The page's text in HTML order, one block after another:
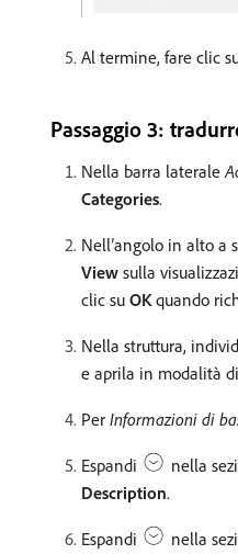
Al termine, fare clic
Passaggio 3:
Nella barra laterale
Categories.
Nell’angolo in alto a
View sulla
clic su OKquando
Nella struttura,
e aprila in modalità
Per Informazioni di
Espandi nella
Description.
Espandi nella